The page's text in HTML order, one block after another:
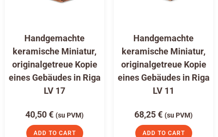
Handgemachte
keramische Miniatur,
originalgetreue Kopie
eines Gebäudes in Riga
LV 17
40,50€ (su PVM)
ADD TO CART
Handgemachte
keramische Miniatur,
originalgetreue Kopie
eines Gebäudes in Riga
LV 11
68,25€ (su PVM)
ADD TO CART